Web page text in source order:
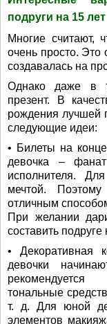
подруги на 15 лет
Многие считают,
очень просто. Это
создавалась на
Однако даже в
презент. В
рождения лучшей
следующие идеи:
• Билеты на
девочка –
исполнителя.
мечтой.
отличным
При желании
составить
• Декоративная
девочки
тональные
т. д. Для юной
элементов